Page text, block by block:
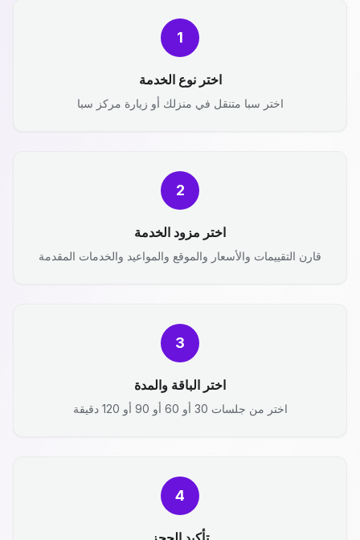
1
اختر نوع الخدمة
اختر سبا متنقل في منزلك أو زيارة مركز سبا
2
اختر مزود الخدمة
قارن التقييمات والأسعار والموقع والمواعيد والخدمات المقدمة
3
اختر الباقة والمدة
اختر من جلسات 30 أو 60 أو 90 أو 120 دقيقة
4